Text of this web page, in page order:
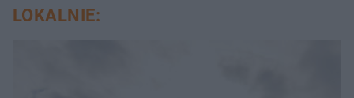
LOKALNIE: